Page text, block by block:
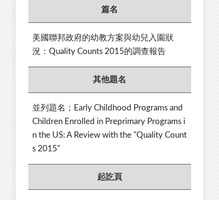
篇名
美國聯邦政府的幼教方案與幼兒入園狀
況：Quality Counts 2015的調查報告
其他題名
並列題名；Early Childhood Programs and
Children Enrolled in Preprimary Programs i
n the US: A Review with the "Quality Count
s 2015"
起訖頁